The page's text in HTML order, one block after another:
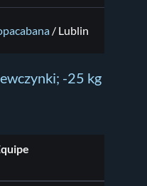
/ Lublin
-25 kg